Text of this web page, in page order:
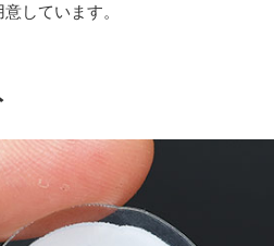
意しています。